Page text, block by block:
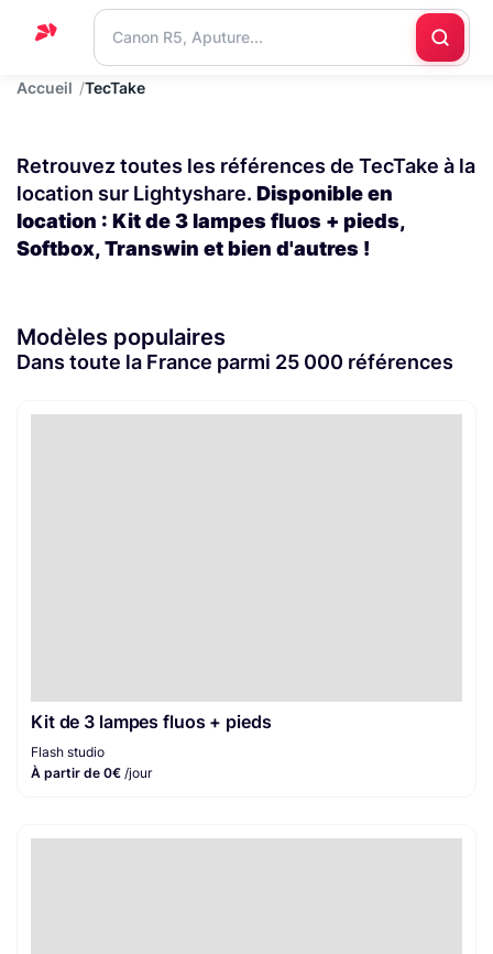
Accueil
Nous
contacter
Accueil TecTake
Retrouvez toutes les références de TecTake à la
location sur Lightyshare. Disponible en
location : Kit de 3 lampes fluos + pieds,
Softbox, Transwin et bien d'autres !
Modèles populaires
Dans toute la France parmi 25 000 références
Kit de 3 lampes fluos + pieds
Flash studio
À partir de 0€ /jour